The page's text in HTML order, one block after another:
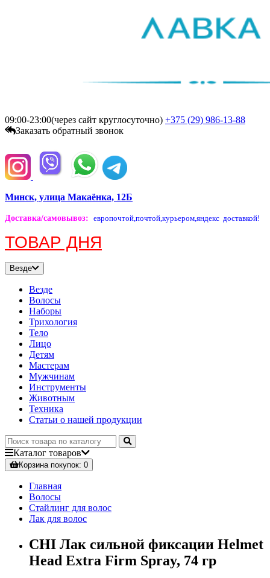
09:00-23:00(через сайт круглосуточно) +375 (29) 986-13-88
Заказать обратный звонок
Минск, улица Макаёнка, 12Б
Доставка/самовывоз: европочтой,почтой,курьером,яндекс доставкой!
ТОВАР ДНЯ
Везде
Везде
Волосы
Наборы
Трихология
Тело
Лицо
Детям
Мастерам
Мужчинам
Инструменты
Животным
Техника
Статьи о нашей продукции
Каталог товаров
Корзинапокупок: 0
Главная
Волосы
Стайлинг для волос
Лак для волос
CHI Лак сильной фиксации Helmet
Head Extra Firm Spray, 74 гр